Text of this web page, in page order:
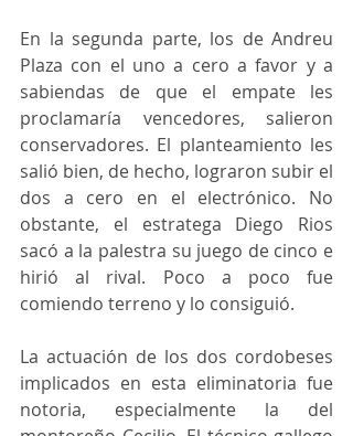
En la segunda parte, los de Andreu
Plaza con el uno a cero a favor y a
sabiendas de que el empate les
proclamaría vencedores, salieron
conservadores. El planteamiento les
salió bien, de hecho, lograron subir el
dos a cero en el electrónico. No
obstante, el estratega Diego Rios
sacó a la palestra su juego de cinco e
hirió al rival. Poco a poco fue
comiendo terreno y lo consiguió.
La actuación de los dos cordobeses
implicados en esta eliminatoria fue
notoria, especialmente la del